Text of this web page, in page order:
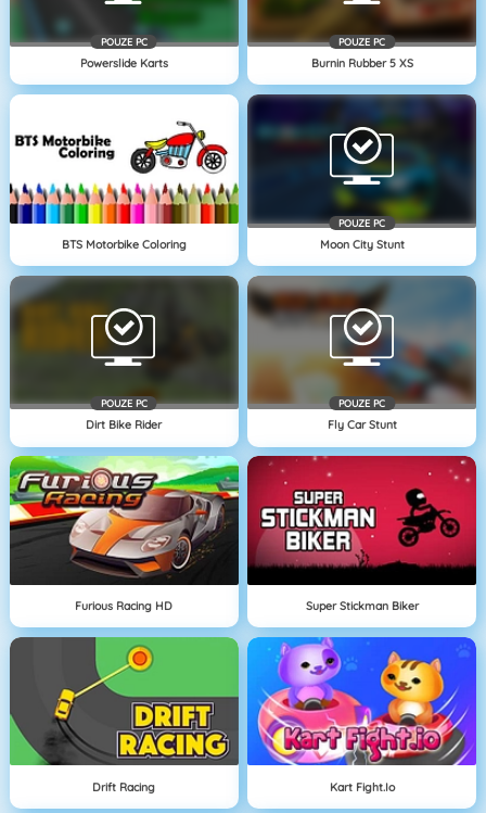
POUZE PC
Powerslide Karts
POUZE PC
Burnin Rubber 5 XS
BTS Motorbike Coloring
POUZE PC
Moon City Stunt
POUZE PC
Dirt Bike Rider
POUZE PC
Fly Car Stunt
Furious Racing HD Super Stickman Biker
Drift Racing Kart Fight.io